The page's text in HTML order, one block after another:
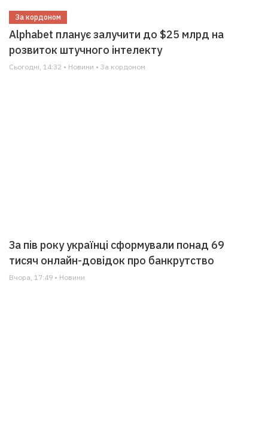
За кордоном
Alphabet планує залучити до $25 млрд на
розвиток штучного інтелекту
Сьогодні, 14:32 • Новини • За кордоном
За пів року українці сформували понад 69
тисяч онлайн-довідок про банкрутство
Вчора, 17:49 • Новини